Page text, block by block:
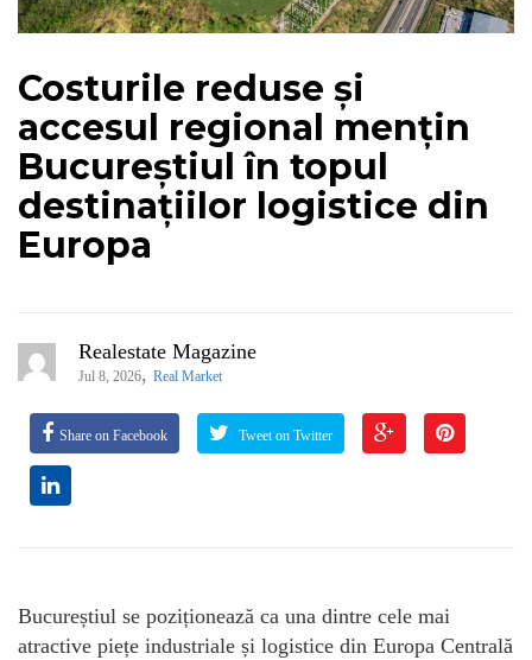
Costurile reduse și
accesul regional mențin
Bucureștiul în topul
destinațiilor logistice din
Europa
Realestate Magazine
Jul 8, 2026, Real Market
Share on Facebook Tweet on Twitter
Bucureștiul se poziționează ca una dintre cele mai
atractive piețe industriale și logistice din Europa Centrală